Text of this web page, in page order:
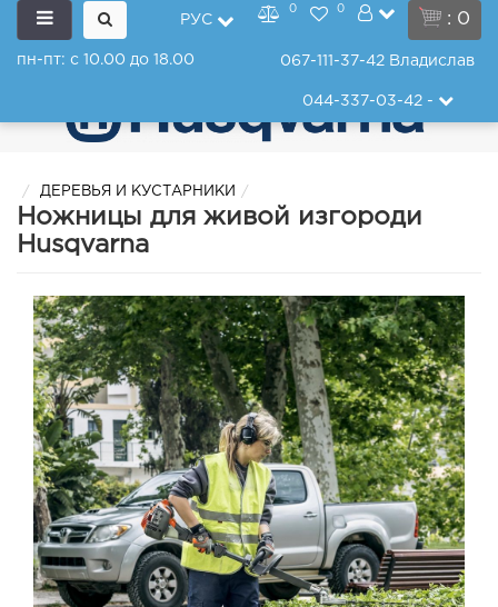
: 0
РУС
0 0
пн-пт: с 10.00 до 18.00 067-111-37-42 Владислав
044-337-03-42-
ДЕРЕВЬЯ И КУСТАРНИКИ
Ножницы для живой изгороди
Husqvarna